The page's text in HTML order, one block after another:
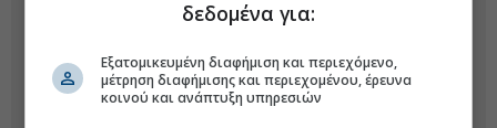
δεδομένα για:
Εξατομικευμένη διαφήμιση και περιεχόμενο,
μέτρηση διαφήμισης και περιεχομένου, έρευνα
κοινού και ανάπτυξη υπηρεσιών